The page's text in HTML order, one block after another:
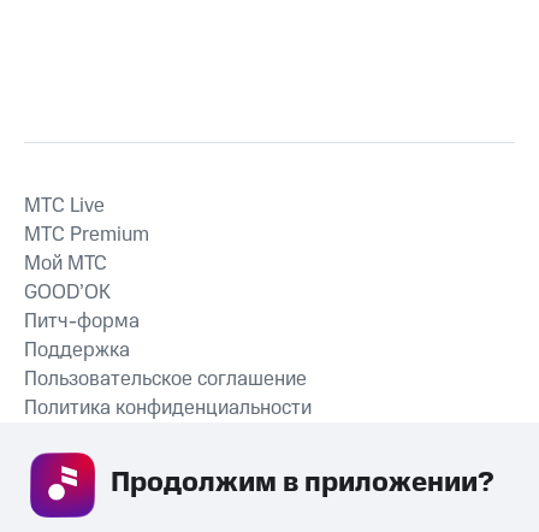
СКАЧАТЬ ПРИЛОЖЕНИЕ
MTС Live
MTС Premium
Мой МТС
GOOD’OK
Питч-форма
Поддержка
Пользовательское соглашение
Политика конфиденциальности